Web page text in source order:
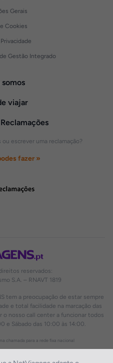
reservados:
S.A. – RNAVT 1819
tem a preocupação de estar sempre
e total facilidade na marcação das
o nosso call center a funcionar todos
e Sábado das 10:00 às 14:00.
chamada para a rede fixa nacional
Gerais
Cookies
Gestão Integrado
viajar
escrever uma reclamação?
fazer »